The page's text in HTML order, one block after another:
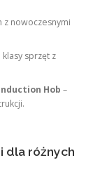
z nowoczesnymi
sprzęt z
Hob –
dla różnych